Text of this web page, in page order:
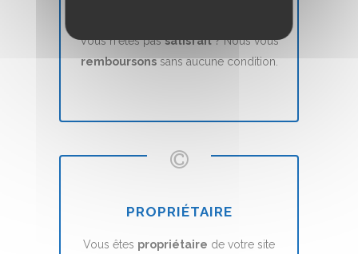
Vous n'êtes passatisfait? Nous vous
remboursonssans aucune condition.
PROPRIÉTAIRE
Vous êtes propriétaire de votre site